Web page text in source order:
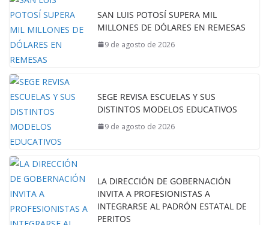
SAN LUIS POTOSÍ SUPERA MIL
MILLONES DE DÓLARES EN REMESAS
9 de agosto de 2026
SEGE REVISA ESCUELAS Y SUS
DISTINTOS MODELOS EDUCATIVOS
9 de agosto de 2026
LA DIRECCIÓN DE GOBERNACIÓN
INVITA A PROFESIONISTAS A
INTEGRARSE AL PADRÓN ESTATAL DE
PERITOS